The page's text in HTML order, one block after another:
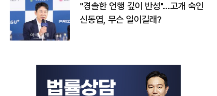
"경솔한 언행 깊이 반성"…고개 숙인
신동엽, 무슨 일이길래?